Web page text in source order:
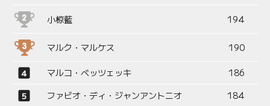
小椋藍 194
マルク・マルケス 190
マルコ・ベッツェッキ
186
ファビオ・ディ・ジャンアントニオ
184